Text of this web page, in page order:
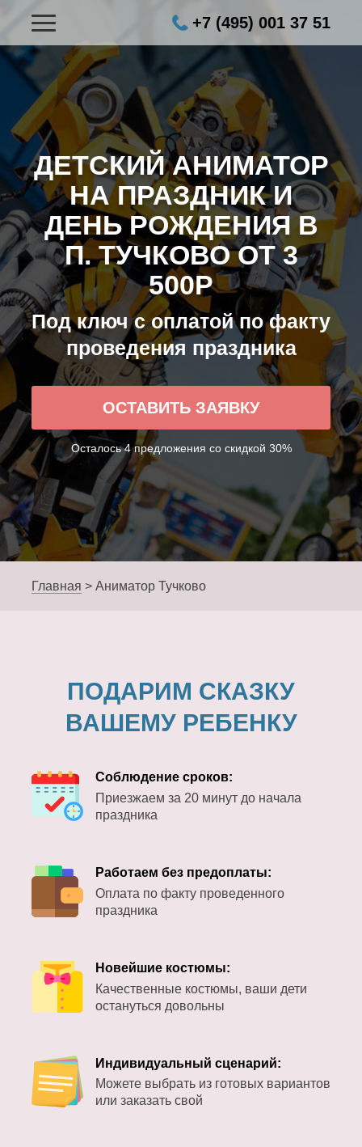
+7 (495) 001 37 51
ДЕТСКИЙ АНИМАТОР
НА ПРАЗДНИК И
ДЕНЬ РОЖДЕНИЯ В
П. ТУЧКОВО ОТ 3
500Р
Под ключ с оплатой по факту
проведения праздника
ОСТАВИТЬ ЗАЯВКУ
Осталось 4 предложения со скидкой 30%
Главная > Аниматор Тучково
ПОДАРИМ СКАЗКУ
ВАШЕМУ РЕБЕНКУ
Соблюдение сроков:
Приезжаем за 20 минут до начала
праздника
Работаем без предоплаты:
Оплата по факту проведенного
праздника
Новейшие костюмы:
Качественные костюмы, ваши дети
остануться довольны
Индивидуальный сценарий:
Можете выбрать из готовых вариантов
или заказать свой